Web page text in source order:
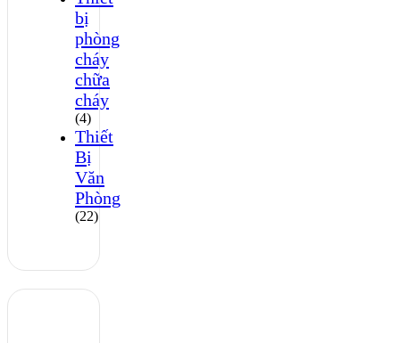
bị
phòng
cháy
chữa
cháy
(4)
Thiết
Bị
Văn
Phòng
(22)